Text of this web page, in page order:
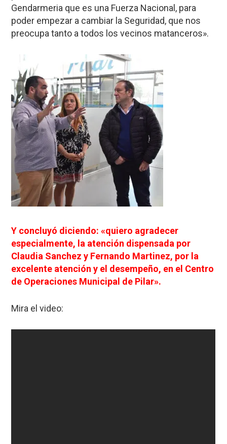
Gendarmeria que es una Fuerza Nacional, para
poder empezar a cambiar la Seguridad, que nos
preocupa tanto a todos los vecinos matanceros».
Y concluyó diciendo: «quiero agradecer
especialmente, la atención dispensada por
Claudia Sanchez y Fernando Martinez, por la
excelente atención y el desempeño, en el Centro
de Operaciones Municipal de Pilar».
Mira el video: